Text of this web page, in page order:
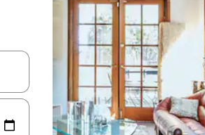
გამოიყენეთ კლავიშები